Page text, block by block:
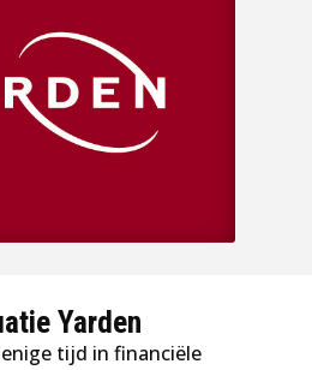
Yarden
tijd in financiële